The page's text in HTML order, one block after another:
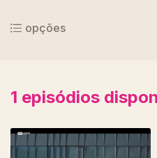
opções
1 episódios
680239